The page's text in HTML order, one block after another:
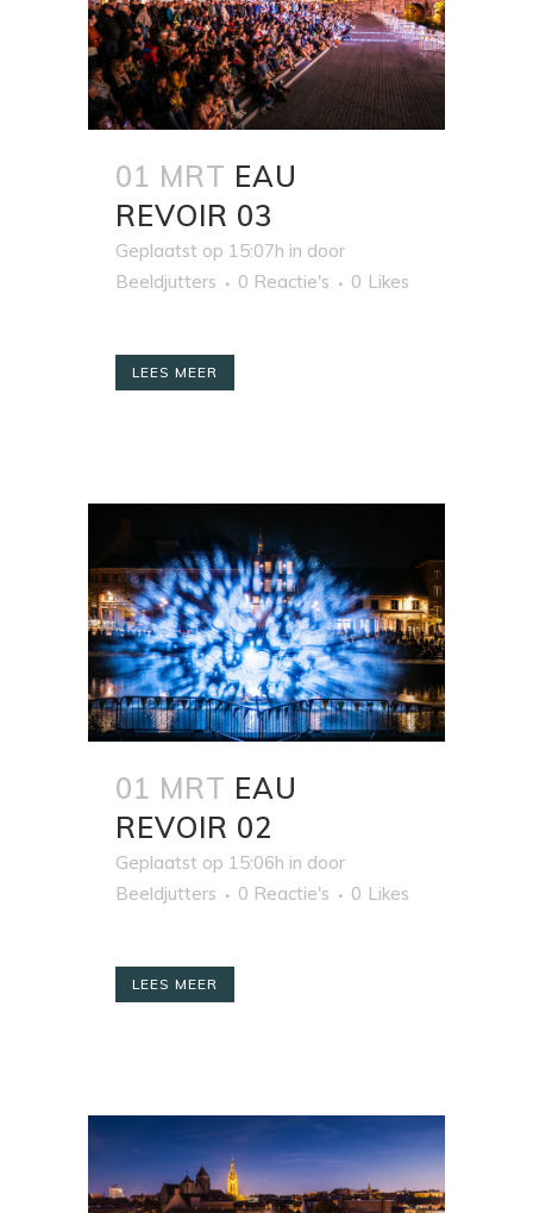
01 MRT EAU
REVOIR 03
Geplaatst op 15:07h in door
Beeldjutters
0 Reactie's 0 Likes
LEES MEER
01 MRT EAU
REVOIR 02
Geplaatst op 15:06h in door
Beeldjutters
0 Reactie's 0 Likes
LEES MEER